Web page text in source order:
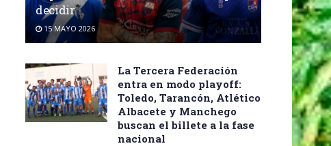
decidir
15 MAYO 2026
La Tercera Federación
entra en modo playoff:
Toledo, Tarancón, Atlético
Albacete y Manchego
buscan el billete a la fase
nacional